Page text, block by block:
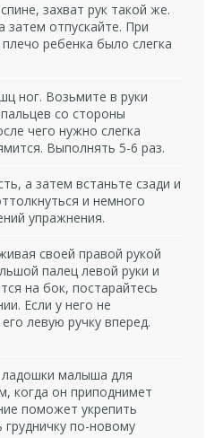
захват рук такой же.
отпускайте. При
ребенка было слегка
ног. Возьмите в руки
со стороны
чего нужно слегка
Выполнять 5-6 раз.
а затем встаньте сзади и
и немного
упражнения.
своей правой рукой
палец левой руки и
на бок, постарайтесь
Если у него не
левую ручку вперед.
малыша для
когда он приподнимет
поможет укрепить
по-новому